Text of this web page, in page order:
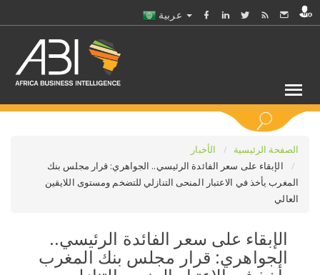
اختر قطاع / القطاعات
حدد الفرع
الصفحة الرئيسية
الأخبار
الإبقاء على سعر الفائدة الرئيسي.. الجواهري: قرار مجلس بنك
المغرب يأخذ في الاعتبار المنحى التنازلي للتضخم ومستوى اللايقين
العالي
الإبقاء على سعر الفائدة الرئيسي..
الجواهري: قرار مجلس بنك المغرب